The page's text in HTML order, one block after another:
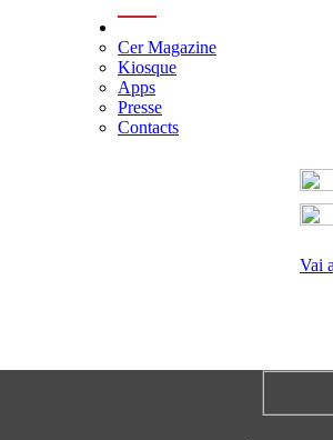
Vai a
Cer Magazine
Kiosque
Apps
Presse
Contacts